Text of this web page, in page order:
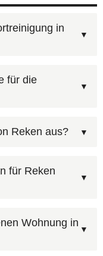
in
Sie uns
7). Schildern
unser
für die
die
bei der
in Reken sollte
Reken aus?
Region
zur
für Reken
bei Bedarf
und
Wohnung in